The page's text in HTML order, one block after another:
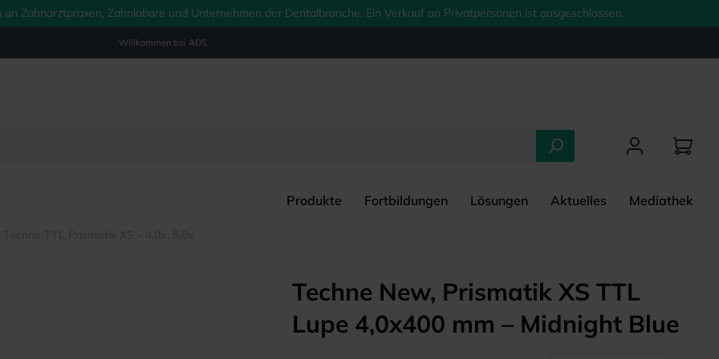
Zahnarztpraxen, Zahnlabore und Unternehmen der Dentalbranche. Ein Verkauf an Privatpersonen ist ausgeschlossen.
Willkommen bei ADS.
Produkte Fortbildungen Lösungen Aktuelles Mediathek
Techne New, Prismatik XS TTL
Lupe 4,0x400 mm – Midnight Blue